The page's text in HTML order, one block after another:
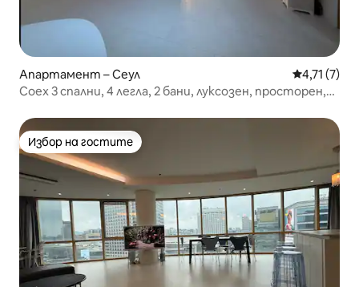
Апартамент – Сеул Средна
4,71 (7)
Coex 3 спални, 4 легла, 2 бани, луксозен, просторен,
Избор на гостите
Избор на гостите